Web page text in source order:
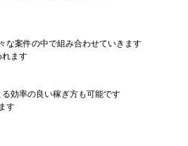
な案件の中で組み合わせていきます
れます
効率の良い稼ぎ方も可能です
す